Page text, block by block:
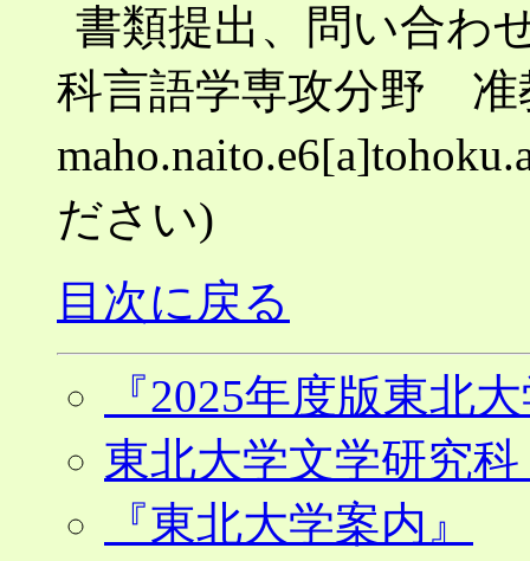
書類提出、問い合わ
科言語学専攻分
ださい)
目次に戻る
『2025年度版東北
東北大学文学研究
『東北大学案内』